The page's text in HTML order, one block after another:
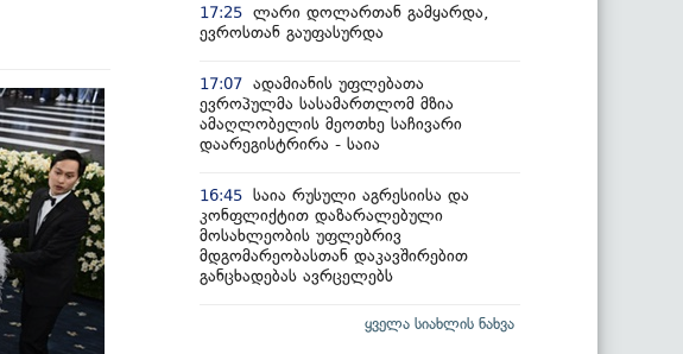
17:25 ლარი დოლართან გამყარდა,
ევროსთან გაუფასურდა
17:07 ადამიანის უფლებათა
ევროპულმა სასამართლომ მზია
ამაღლობელის მეოთხე საჩივარი
დაარეგისტრირა - საია
16:45 საია რუსული აგრესიისა და
კონფლიქტით დაზარალებული
მოსახლეობის უფლებრივ
მდგომარეობასთან დაკავშირებით
განცხადებას ავრცელებს
ყველა სიახლის ნახვა